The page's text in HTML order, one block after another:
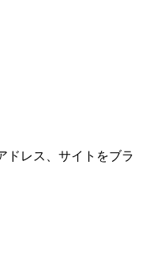
ドレス、サイトをブラ